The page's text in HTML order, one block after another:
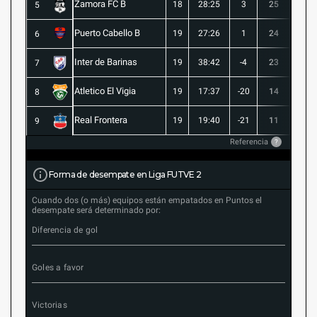
5 Zamora FC B 18 28:25 3 25
6 Puerto Cabello B 19 27:26 1 24
7 Inter de Barinas 19 38:42 -4 23
8 Atletico El Vigia 19 17:37 -20 14
9 Real Frontera 19 19:40 -21 11
Referencia ?
Forma de desempate en Liga FUTVE 2
Cuando dos (o más) equipos están empatados en Puntos el
desempate será determinado por:
Diferencia de gol
Goles a favor
Victorias